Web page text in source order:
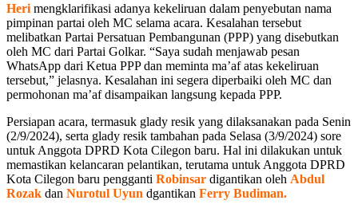
Heri mengklarifikasi adanya kekeliruan dalam penyebutan nama
pimpinan partai oleh MC selama acara. Kesalahan tersebut
melibatkan Partai Persatuan Pembangunan (PPP) yang disebutkan
oleh MC dari Partai Golkar. “Saya sudah menjawab pesan
WhatsApp dari Ketua PPP dan meminta ma’af atas kekeliruan
tersebut,” jelasnya. Kesalahan ini segera diperbaiki oleh MC dan
permohonan ma’af disampaikan langsung kepada PPP.
Persiapan acara, termasuk glady resik yang dilaksanakan pada Senin
(2/9/2024), serta glady resik tambahan pada Selasa (3/9/2024) sore
untuk Anggota DPRD Kota Cilegon baru. Hal ini dilakukan untuk
memastikan kelancaran pelantikan, terutama untuk Anggota DPRD
Kota Cilegon baru pengganti Robinsar digantikan oleh Abdul
Rozak dan Nurotul Uyun dgantikan Ferry Budiman.